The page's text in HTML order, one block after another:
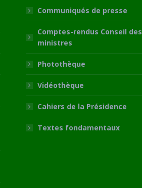
Communiqués de presse
Comptes-rendus Conseil des
ministres
Photothèque
Vidéothèque
Cahiers de la Présidence
Textes fondamentaux